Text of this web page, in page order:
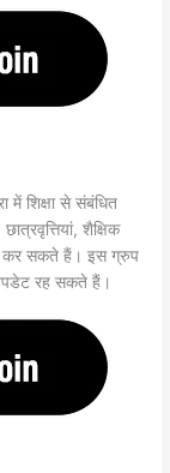
में शिक्षा से संबंधित
शैक्षिक
कर सकते हैं। इस ग्रुप
रह सकते हैं।